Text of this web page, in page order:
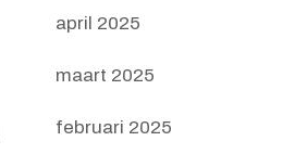
april 2025
maart 2025
februari 2025